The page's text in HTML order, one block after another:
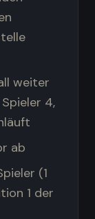
weiter
4,
ab
(1
1 der